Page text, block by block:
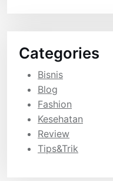
Categories
Bisnis
Blog
Fashion
Kesehatan
Review
Tips&Trik